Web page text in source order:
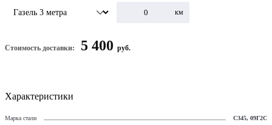
км
Стоимость доставки: 5 400 руб.
Характеристики
Марка стали
С345, 09Г2С